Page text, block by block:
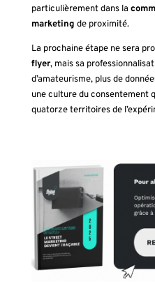
particulièrement dans la
marketing de proximité.
La prochaine étape ne sera
flyer, mais sa
d’amateurisme, plus de
une culture du consentement
quatorze territoires de